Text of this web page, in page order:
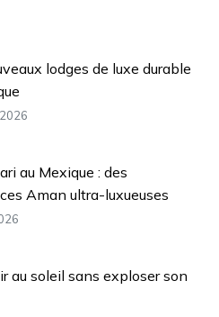
lodges de luxe durable
au Mexique : des
Aman ultra-luxueuses
au soleil sans exploser son